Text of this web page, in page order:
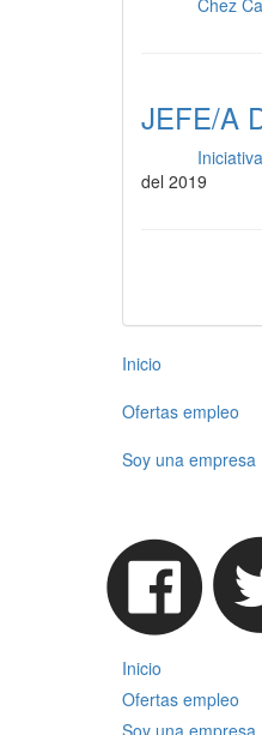
Chez
JEFE/A
del 2019
Inicio
Ofertas empleo
Soy una empresa
Inicio
Ofertas empleo
Soy una empresa